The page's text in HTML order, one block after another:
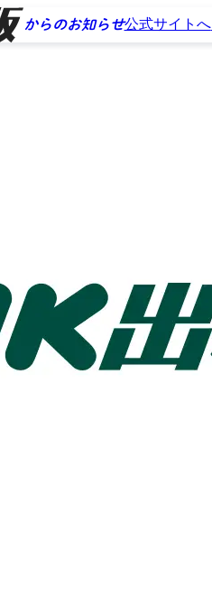
からのお知らせ公式サイトへ